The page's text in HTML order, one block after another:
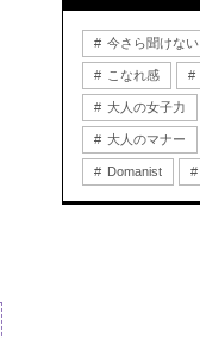
今さら聞けない
こなれ感
大人の女子力
大人のマナー
Domanist